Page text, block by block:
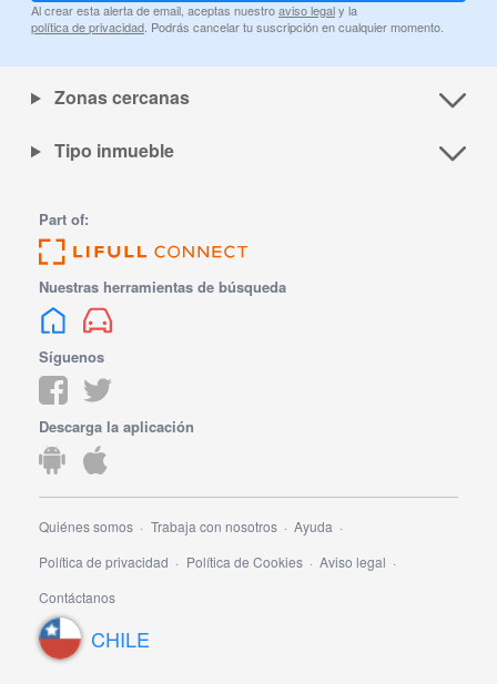
Al crear esta alerta de email, aceptas nuestroaviso legaly la
política de privacidad. Podrás cancelar tu suscripción en cualquier momento.
Zonas cercanas
Tipo inmueble
Part of:
Nuestras herramientas de búsqueda
Síguenos
Descarga la aplicación
Quiénes somos Trabaja con nosotros
Ayuda
Política de privacidad
Política de Cookies
Aviso legal
Contáctanos
CHILE